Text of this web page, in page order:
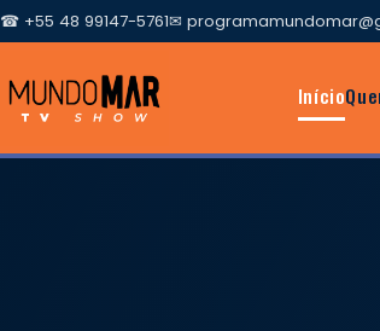
☎ +55 48 99147-5761✉
Início